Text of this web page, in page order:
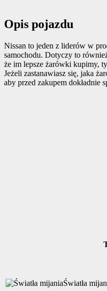
Opis pojazdu
Nissan to jeden z liderów w
samochodu. Dotyczy to
że im lepsze żarówki kupimy,
Jeżeli zastanawiasz się, jaka
aby przed zakupem dokładnie
Światła